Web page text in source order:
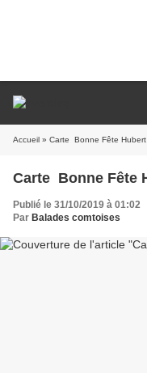
Accueil » Carte Bonne Fête Hubert
Carte Bonne Fête
Publié le 31/10/2019 à 01:02
Par Balades comtoises